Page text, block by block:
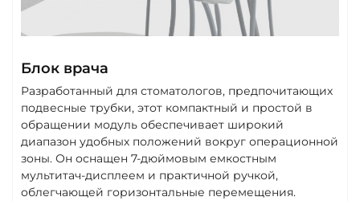
Блок врача
Разработанный для стоматологов, предпочитающих
подвесные трубки, этот компактный и простой в
обращении модуль обеспечивает широкий
диапазон удобных положений вокруг операционной
зоны. Он оснащен 7-дюймовым емкостным
мультитач-дисплеем и практичной ручкой,
облегчающей горизонтальные перемещения.